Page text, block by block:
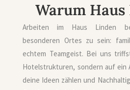
Warum Haus
Arbeiten im Haus Linden
besonderen Ortes zu sein:
echtem Teamgeist. Bei uns
Hotelstrukturen, sondern auf ein
deine Ideen zählen und